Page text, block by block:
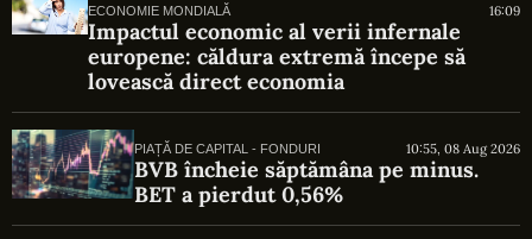
ECONOMIE MONDIALĂ 16:09
Impactul economic al verii infernale
europene: căldura extremă începe să
lovească direct economia
PIAȚĂ DE CAPITAL - FONDURI 10:55, 08 Aug 2026
BVB încheie săptămâna pe minus.
BET a pierdut 0,56%